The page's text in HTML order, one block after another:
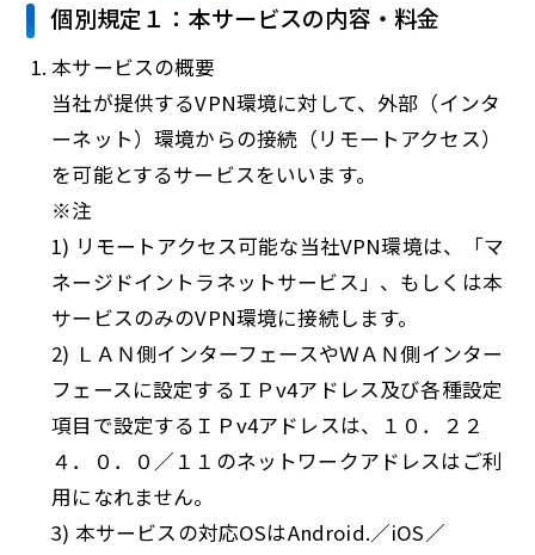
個別規定１：本サービスの内容・料金
本サービスの概要
当社が提供するVPN環境に対して、外部（インタ
ーネット）環境からの接続（リモートアクセス）
を可能とするサービスをいいます。
※注
1) リモートアクセス可能な当社VPN環境は、「マ
ネージドイントラネットサービス」、もしくは本
サービスのみのVPN環境に接続します。
2) ＬＡＮ側インターフェースやＷＡＮ側インター
フェースに設定するＩＰv4アドレス及び各種設定
項目で設定するＩＰv4アドレスは、１０．２２
４．０．０／１１のネットワークアドレスはご利
用になれません。
3) 本サービスの対応OSはAndroid.／iOS／